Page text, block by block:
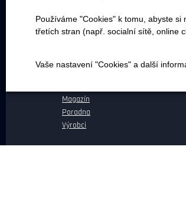
Používáme "Cookies" k tomu, abyste
třetích stran (např. socialní sítě, online
Vaše nastavení "Cookies" a další
NEPŘEHLÉDNĚTE
Magazín
Poradna
Výrobci